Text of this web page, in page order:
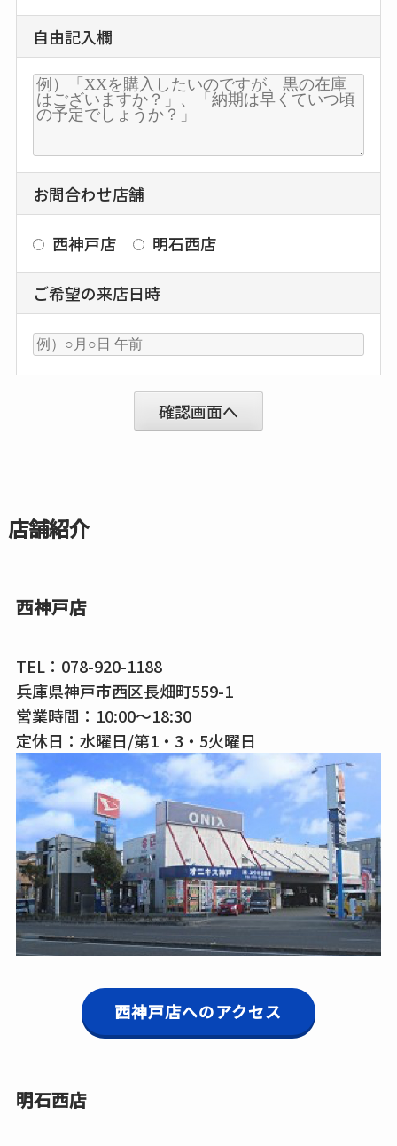
自由記入欄
お問合わせ店舗
西神戸店 明石西店
ご希望の来店日時
店舗紹介
西神戸店
TEL： 078-920-1188
兵庫県神戸市西区長畑町559-1
営業時間：10:00～18:30
定休日：水曜日/第1・3・5火曜日
西神戸店へのアクセス
明石西店